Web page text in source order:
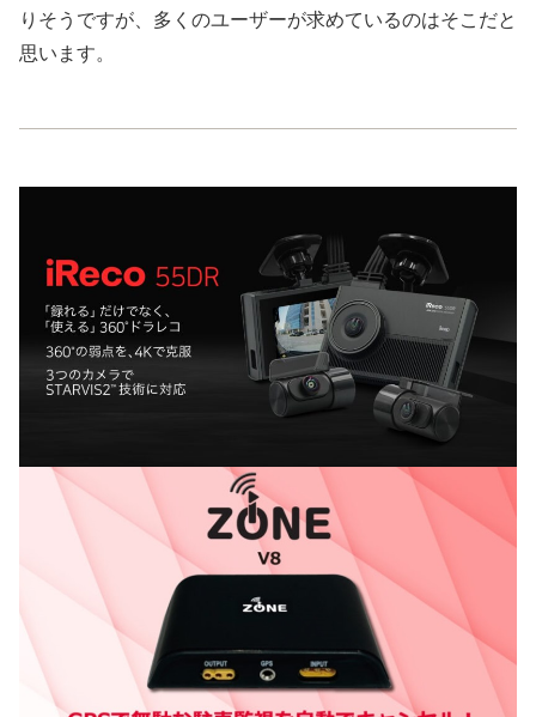
りそうですが、多くのユーザーが求めているのはそこだと
思います。